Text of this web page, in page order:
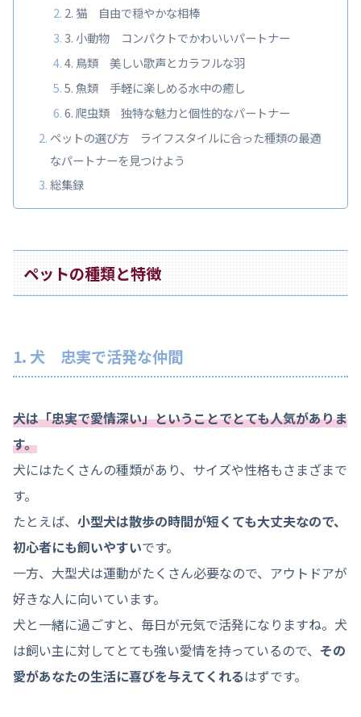
2. 猫 自由で穏やかな相棒
3. 小動物 コンパクトでかわいいパートナー
4. 鳥類 美しい歌声とカラフルな羽
5. 魚類 手軽に楽しめる水中の癒し
6. 爬虫類 独特な魅力と個性的なパートナー
ペットの選び方 ライフスタイルに合った種類の最適
なパートナーを見つけよう
総集録
ペットの種類と特徴
1. 犬 忠実で活発な仲間
犬は「忠実で愛情深い」ということでとても人気がありま
す。
犬にはたくさんの種類があり、サイズや性格もさまざまで
す。
たとえば、 小型犬は散歩の時間が短くても大丈夫なので、
初心者にも飼いやすいです。
一方、大型犬は運動がたくさん必要なので、アウトドアが
好きな人に向いています。
犬と一緒に過ごすと、毎日が元気で活発になりますね。犬
は飼い主に対してとても強い愛情を持っているので、 その
愛があなたの生活に喜びを与えてくれるはずです。